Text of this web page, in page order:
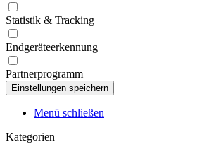
Statistik & Tracking
Endgeräteerkennung
Partnerprogramm
Menü schließen
Kategorien